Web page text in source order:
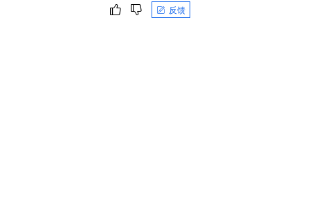
反馈